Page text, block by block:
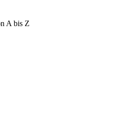
A bis Z